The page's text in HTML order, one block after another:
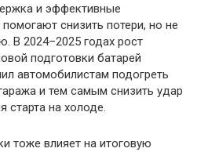
и эффективные
снизить потери, но не
В 2024–2025 годах рост
подготовки батарей
автомобилистам подогреть
и тем самым снизить удар
старта на холоде.
тоже влияет на итоговую